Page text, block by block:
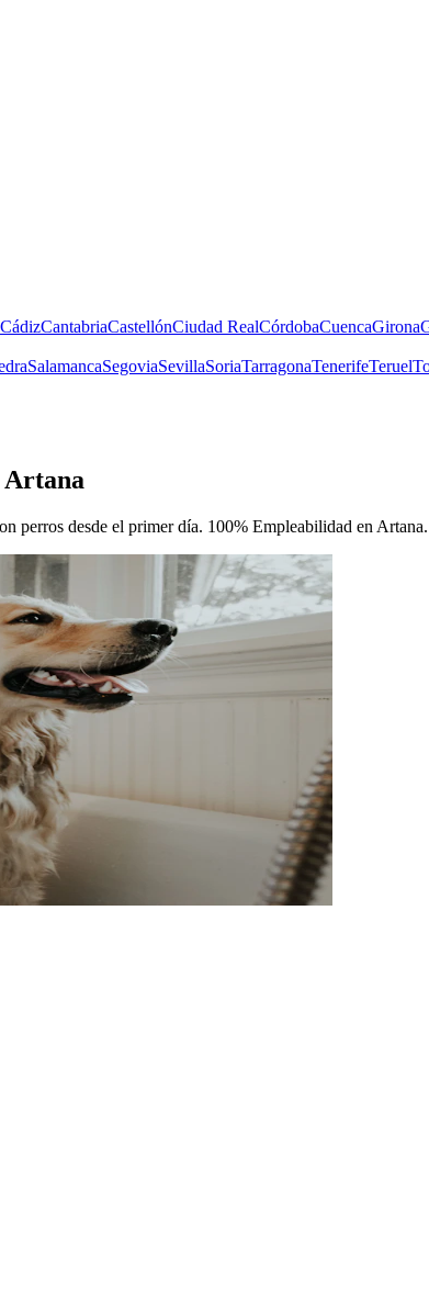
CádizCantabriaCastellónCiudad RealCórdobaCuencaGirona
SalamancaSegoviaSevillaSoriaTarragonaTenerifeTeruel
Artana
perros desde el primer día. 100% Empleabilidad en Artana.